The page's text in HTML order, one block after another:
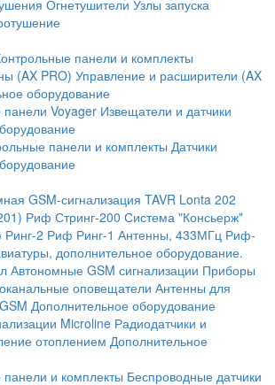
Огнетушители Узлы запуска
панели и комплекты
(AX PRO) Управление и расширители (AX
оборудование
панели Voyager Извещатели и датчики
панели и комплекты Датчики
GSM-сигнализация TAVR Lonta 202
Риф Стринг-200 Система "Консьерж"
2 Риф Ринг-1 Антенны, 433МГц Риф-
дополнительное оборудование.
Автономные GSM сигнализации Приборы
оповещатели Антенны для
Дополнительное оборудование
Microline Радиодатчики и
отоплением Дополнительное
и комплекты Беспроводные датчики